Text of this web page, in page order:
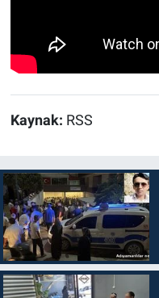
Kaynak: RSS